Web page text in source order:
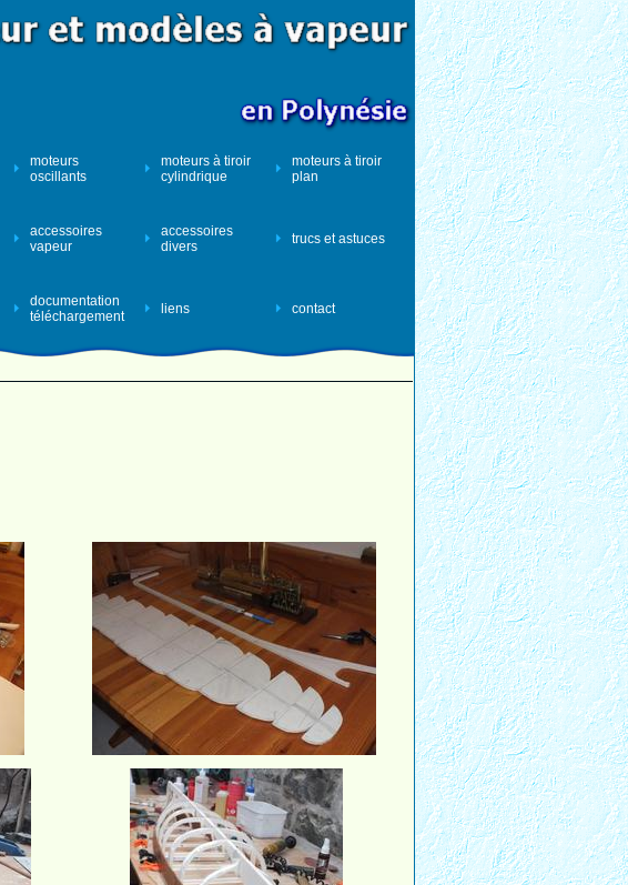
moteurs
oscillants
moteurs à tiroir
cylindrique
moteurs à tiroir
plan
accessoires
vapeur
accessoires
divers
trucs et astuces
documentation
téléchargement
liens contact